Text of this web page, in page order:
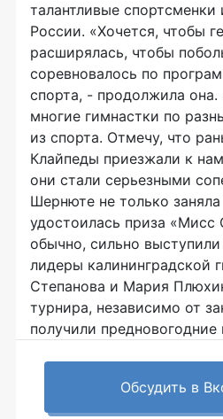
талантливые спортсменки
России. «Хочется, чтобы
расширялась, чтобы
соревновалось по
спорта, - продолжила
многие гимнастки по
из спорта. Отмечу, что
Клайпеды приезжали к
они стали серьезными
Шернюте не только
удостоилась приза «Мисс
обычно, сильно
лидеры калининградской
Степанова и Мария
турнира, независимо от
получили предновогодние
Обсудить в